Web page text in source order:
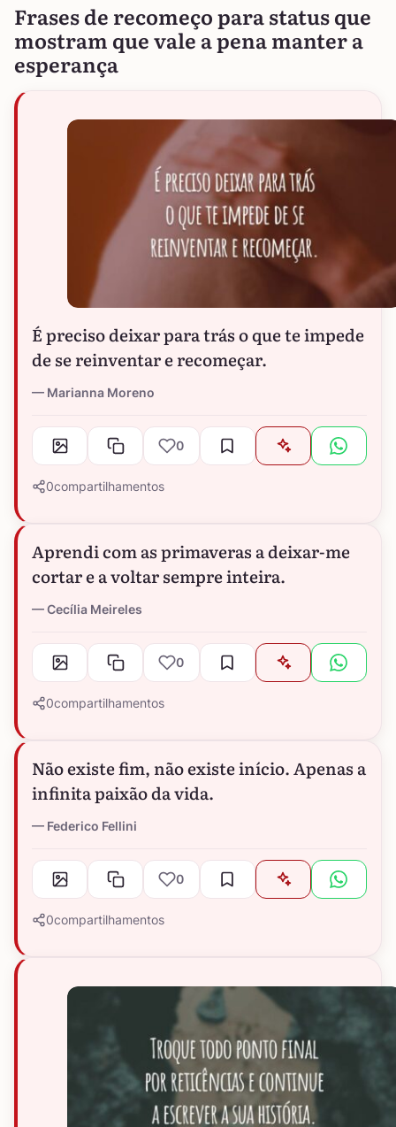
Frases de recomeço para status que
mostram que vale a pena manter a
esperança
É preciso deixar para trás o que te impede
de se reinventar e recomeçar.
Marianna Moreno
0
0compartilhamentos
Aprendi com as primaveras a deixar-me
cortar e a voltar sempre inteira.
Cecília Meireles
0
0compartilhamentos
Não existe fim, não existe início. Apenas a
infinita paixão da vida.
Federico Fellini
0
0compartilhamentos